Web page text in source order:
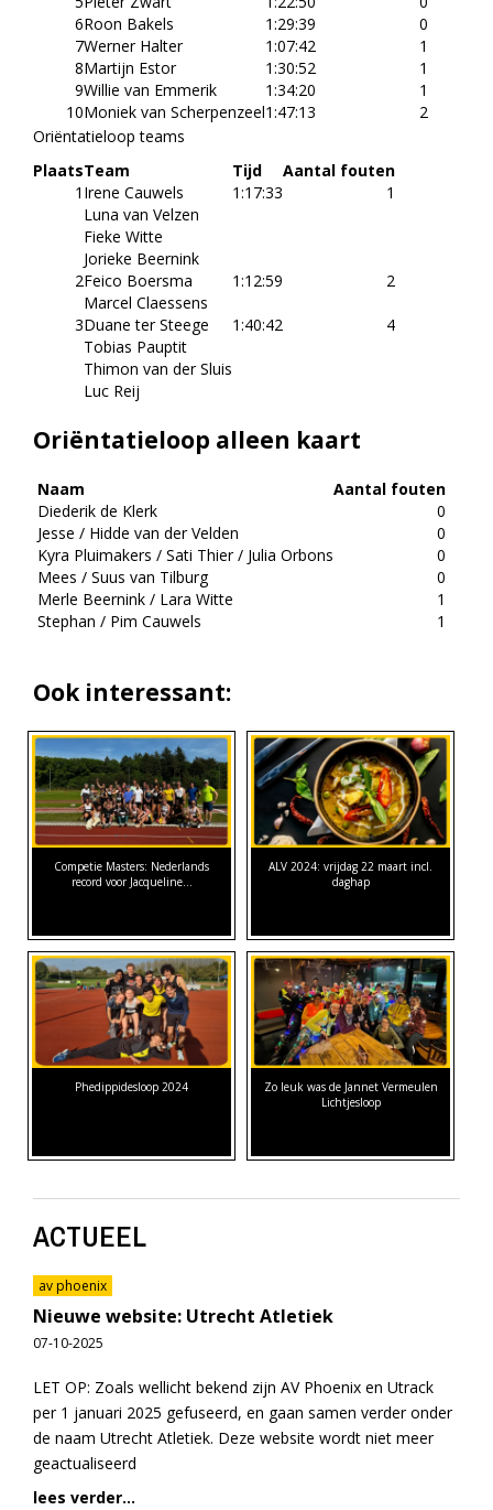
6Roon Bakels 1:29:39
0
7Werner Halter 1:07:42
1
8Martijn Estor 1:30:52
1
9Willie van Emmerik 1:34:20
1
10Moniek van Scherpenzeel1:47:13
2
Oriëntatieloop teams
PlaatsTeam Tijd
Aantal fouten
1 Irene Cauwels 1:17:33
1
Luna van Velzen
Fieke Witte
Jorieke Beernink
2Feico Boersma 1:12:59
2
Marcel Claessens
3Duane ter Steege 1:40:42
4
Tobias Pauptit
Thimon van der Sluis
Luc Reij
Oriëntatieloop alleen kaart
Naam
Aantal fouten
Diederik de Klerk
0
Jesse / Hidde van der Velden
0
Kyra Pluimakers / Sati Thier / Julia Orbons
0
Mees / Suus van Tilburg
0
Merle Beernink / Lara Witte
1
Stephan / Pim Cauwels
1
Ook interessant:
Competie Masters: Nederlands
record voor Jacqueline…
ALV 2024: vrijdag 22 maart incl.
daghap
Phedippidesloop 2024
Zo leuk was de Jannet Vermeulen
Lichtjesloop
ACTUEEL
av phoenix
Nieuwe website: Utrecht Atletiek
07-10-2025
LET OP: Zoals wellicht bekend zijn AV Phoenix en Utrack
per 1 januari 2025 gefuseerd, en gaan samen verder onder
de naam Utrecht Atletiek. Deze website wordt niet meer
geactualiseerd
lees verder...